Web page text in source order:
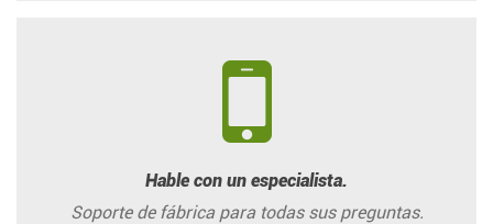
Hable con un especialista.
Soporte de fábrica para todas sus preguntas.